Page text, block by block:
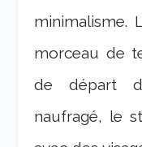
minimalisme.
morceau de
de départ
naufragé, le